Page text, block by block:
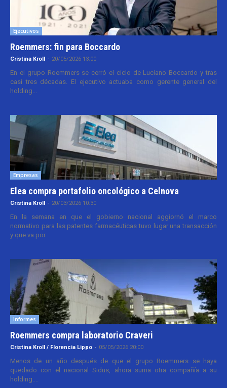
Ejecutivos
Roemmers: fin para Boccardo
Cristina Kroll - 20/05/2026 13:00
En el grupo Roemmers se cerró el ciclo de Luciano Boccardo y tras
casi tres décadas. El ejecutivo actuaba como gerente general del
holding...
Empresas
Elea compra portafolio oncológico a Celnova
Cristina Kroll - 20/03/2026 10:30
En la semana en que el gobierno nacional aggiornó el marco
normativo para las patentes farmacéuticas tuvo lugar una transacción
y que va por...
Informes
Roemmers compra laboratorio Craveri
Cristina Kroll / Florencia Lippo - 05/05/2026 20:00
Menos de un año después de que el grupo Roemmers se haya
quedado con el nacional Sidus, ahora suma otra compañía a su
holding....